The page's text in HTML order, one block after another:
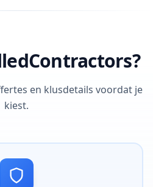
en klusdetails voordat je
kiest.